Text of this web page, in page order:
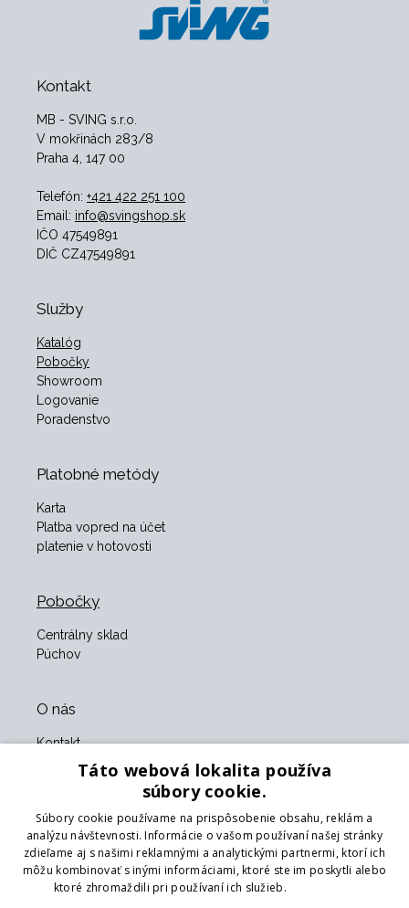
Kontakt
MB - SVING s.r.o.
V mokřinách 283/8
Praha 4, 147 00
Telefón: +421 422 251 100
Email: info@svingshop.sk
IČO 47549891
DIČ CZ47549891
Služby
Katalóg
Pobočky
Showroom
Logovanie
Poradenstvo
Platobné metódy
Karta
Platba vopred na účet
platenie v hotovosti
Pobočky
Centrálny sklad
Púchov
O nás
Kontakt
Obchodné podmienky
Naši partneri
Formulár na vrátenie tovaru
Vrátenie tovaru
Doprava
Táto webová lokalita používa
súbory cookie.
Súbory cookie používame na prispôsobenie obsahu, reklám a
analýzu návštevnosti. Informácie o vašom používaní našej stránky
zdieľame aj s našimi reklamnými a analytickými partnermi, ktorí ich
môžu kombinovať s inými informáciami, ktoré ste im poskytli alebo
ktoré zhromaždili pri používaní ich služieb.